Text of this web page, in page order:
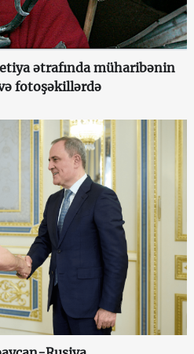
ətrafında müharibənin
fotoşəkillərdə